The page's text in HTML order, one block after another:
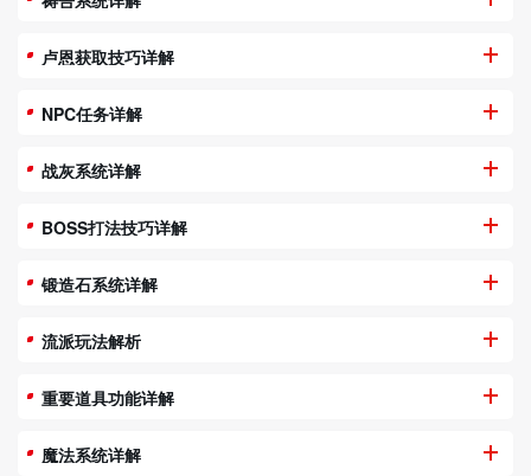
卢恩获取技巧详解
NPC任务详解
战灰系统详解
BOSS打法技巧详解
锻造石系统详解
流派玩法解析
重要道具功能详解
魔法系统详解